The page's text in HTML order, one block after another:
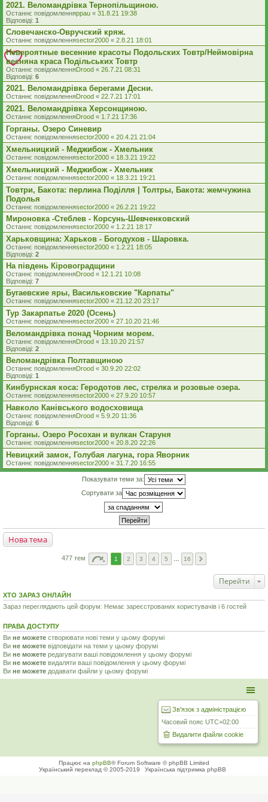
2021. Веломандрівка Тернопільщиною.
Останнє повідомленняppau « 31.8.21 19:38
Відповіді: 1
Словечанско-Овручский кряж.
Останнє повідомленняsector2000 « 2.8.21 18:01
Невероятные весенние красоты Подольских Товтр/Неймовірна
весняна краса Подільських Товтр
Останнє повідомленняDrood « 26.7.21 08:31
Відповіді: 6
2021. Веломандрівка берегами Десни.
Останнє повідомленняDrood « 22.7.21 17:01
2021. Веломандрівка Херсонщиною.
Останнє повідомленняDrood « 1.7.21 17:36
Горганы. Озеро Синевир
Останнє повідомленняsector2000 « 20.4.21 21:04
Хмельницкий - Меджибож - Хмельник
Останнє повідомленняsector2000 « 18.3.21 19:22
Хмельницкий - Меджибож - Хмельник
Останнє повідомленняsector2000 « 18.3.21 19:21
Товтри, Бакота: перлина Поділля | Толтры, Бакота: жемчужина
Подолья
Останнє повідомленняsector2000 « 26.2.21 19:22
Мироновка -Стеблев - Корсунь-Шевченковский
Останнє повідомленняsector2000 « 1.2.21 18:17
Харьковщина: Харьков - Богодухов - Шаровка.
Останнє повідомленняsector2000 « 1.2.21 18:05
Відповіді: 2
На південь Кіровоградщини
Останнє повідомленняDrood « 12.1.21 10:08
Відповіді: 7
Бугаевские яры, Васильковские "Карпаты"
Останнє повідомленняsector2000 « 21.12.20 23:17
Тур Закарпатье 2020 (Осень)
Останнє повідомленняsector2000 « 27.10.20 21:46
Веломандрівка понад Чорним морем.
Останнє повідомленняDrood « 13.10.20 21:57
Відповіді: 2
Веломандрівка Полтавщиною
Останнє повідомленняDrood « 30.9.20 22:02
Відповіді: 1
Кинбурнская коса: Геродотов лес, стрелка и розовые озера.
Останнє повідомленняsector2000 « 27.9.20 10:57
Навколо Канівського водосховища
Останнє повідомленняDrood « 5.9.20 11:36
Відповіді: 6
Горганы. Озеро Росохан и вулкан Старуня
Останнє повідомленняsector2000 « 20.8.20 22:26
Невицкий замок, Голубая лагуна, гора Яворник
Останнє повідомленняsector2000 « 31.7.20 16:55
Показувати теми за:
Сортувати за
Нова тема
477 тем 1 2 3 4 5 16
Перейти
ХТО ЗАРАЗ ОНЛАЙН
Зараз переглядають цей форум: Немає зареєстрованих користувачів і 6 гостей
ПРАВА ДОСТУПУ
Ви не можете створювати нові теми у цьому форумі
Ви не можете відповідати на теми у цьому форумі
Ви не можете редагувати ваші повідомлення у цьому форумі
Ви не можете видаляти ваші повідомлення у цьому форумі
Ви не можете додавати файли у цьому форумі
Зв'язок з адміністрацією
Часовий пояс UTC+02:00
Видалити файли cookie
Працює на phpBB® Forum Software © phpBB Limited
Український переклад © 2005-2019
Українська підтримка phpBB